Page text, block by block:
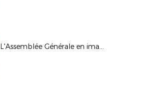
L'Assemblée Générale en images